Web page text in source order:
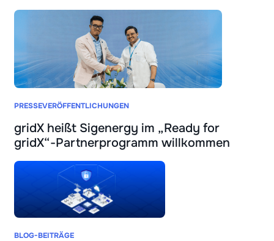
PRESSEVERÖFFENTLICHUNGEN
gridX heißt Sigenergy im „Ready for
gridX“-Partnerprogramm willkommen
BLOG-BEITRÄGE